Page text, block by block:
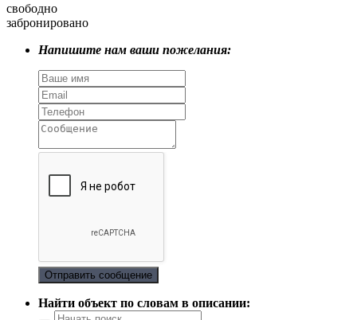
свободно
забронировано
Напишите нам ваши пожелания:
Отправить сообщение
Найти объект по словам в описании: